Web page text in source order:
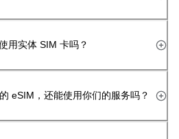
用实体 SIM 卡吗？
eSIM，还能使用你们的服务吗？